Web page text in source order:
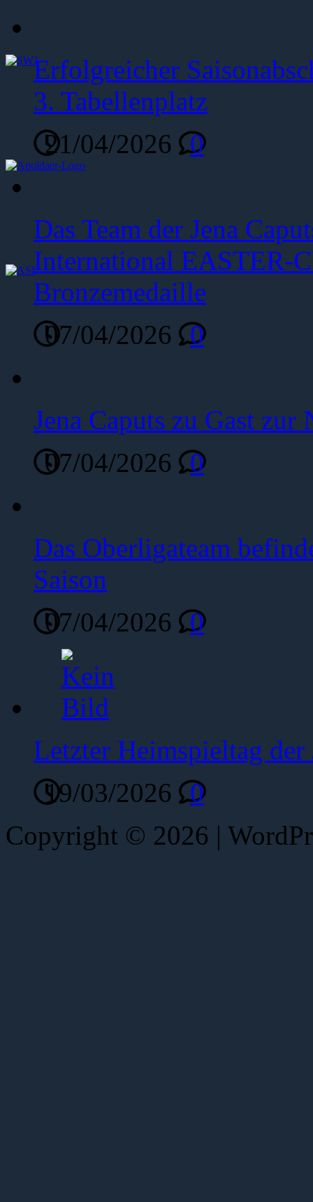
Erfolgreicher
3. Tabellenplatz
21/04/2026
0
Das Team der Jena
International EASTER-
Bronzemedaille
07/04/2026
0
Jena Caputs zu Gast zur
07/04/2026
0
Das Oberligateam
Saison
07/04/2026
0
Letzter Heimspieltag der
19/03/2026
0
Copyright © 2026 |